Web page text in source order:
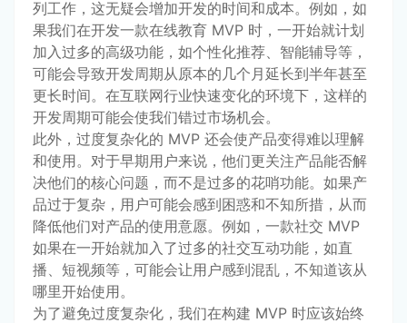
列工作，这无疑会增加开发的时间和成本。例如，如
果我们在开发一款在线教育 MVP 时，一开始就计划
加入过多的高级功能，如个性化推荐、智能辅导等，
可能会导致开发周期从原本的几个月延长到半年甚至
更长时间。在互联网行业快速变化的环境下，这样的
开发周期可能会使我们错过市场机会。
此外，过度复杂化的 MVP 还会使产品变得难以理解
和使用。对于早期用户来说，他们更关注产品能否解
决他们的核心问题，而不是过多的花哨功能。如果产
品过于复杂，用户可能会感到困惑和不知所措，从而
降低他们对产品的使用意愿。例如，一款社交 MVP
如果在一开始就加入了过多的社交互动功能，如直
播、短视频等，可能会让用户感到混乱，不知道该从
哪里开始使用。
为了避免过度复杂化，我们在构建 MVP 时应该始终